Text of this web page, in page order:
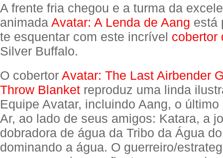
A frente fria chegou e a turma da
animada Avatar: A Lenda de Aang está
te esquentar com este incrível cobertor
Silver Buffalo.
O cobertor Avatar: The Last Airbender
Throw Blanket reproduz uma linda
Equipe Avatar, incluindo Aang, o
Ar, ao lado de seus amigos: Katara, a
dobradora de água da Tribo da Água
dominando a água. O guerreiro/